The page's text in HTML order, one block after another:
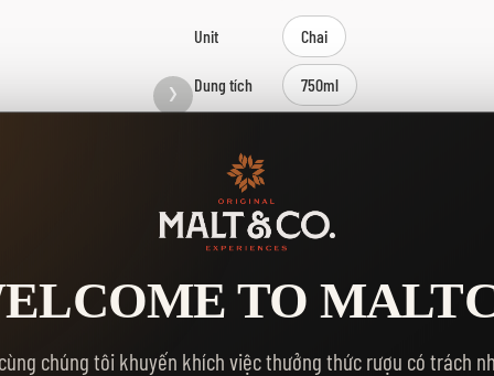
Unit Chai
Dung tích 750ml
Số Lượng
MUA NGAY
Yêu thích:
TO
chúng tôi khuyến khích việc thưởng thức rượu có trách